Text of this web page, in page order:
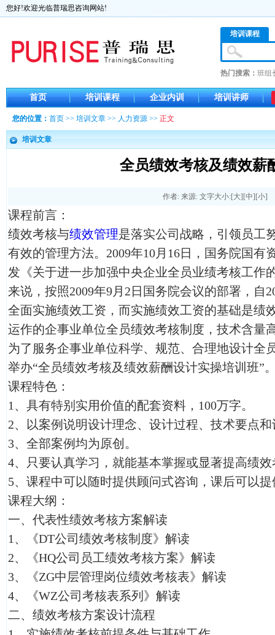
您好!欢迎光临普瑞思咨询网站!
培训课程
热门搜索： 班组
首页 培训课程 企业内训 培训讲师
您的位置： 首页 >> 培训文章 >> 人力资源 >> 正文
培训文章
全员绩效考核及绩效薪
作者: 来源: 文字大小:[大][中][小]
课程前言：
绩效考核与绩效管理是落实公司战略，引领员工
有效的管理方法。2009年10月16日，国务院国有
发《关于进一步加强中央企业全员业绩考核工作
来说，按照2009年9月2日国务院会议的部署，自
全面实施绩效工资，而实施绩效工资的基础是绩
运作的企事业单位全员绩效考核制度，技术含量
为了服务企事业单位科学、规范、合理地设计全
举办“全员绩效考核及绩效薪酬设计实操培训班”
课程特色：
1、具有特别实用价值的配套资料，100万字。
2、以案例说明设计理念、设计过程、技术要点
3、全部案例均为原创。
4、只要认真学习，就能基本掌握或显著提高绩
5、课程中可以随时提供顾问式咨询，课后可以
课程大纲：
一、代表性绩效考核方案解读
1、《DT公司绩效考核制度》解读
2、《HQ公司员工绩效考核方案》解读
3、《ZG中层管理岗位绩效考核表》解读
4、《WZ公司考核表系列》解读
二、绩效考核方案设计流程